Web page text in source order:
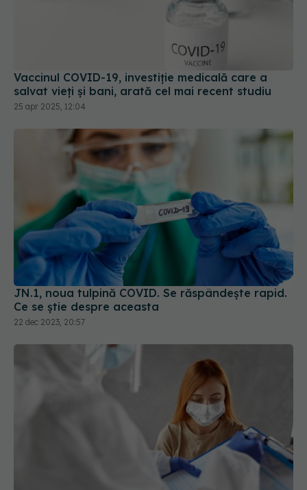
Vaccinul COVID-19, investiție medicală care a
salvat vieți și bani, arată cel mai recent studiu
25 apr 2025, 12:04
JN.1, noua tulpină COVID. Se răspândește rapid.
Ce se știe despre aceasta
22 dec 2023, 20:57